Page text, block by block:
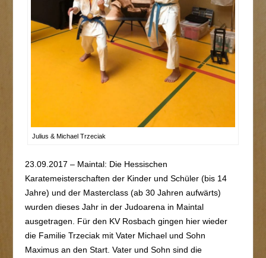
Julius & Michael Trzeciak
23.09.2017 – Maintal: Die Hessischen
Karatemeisterschaften der Kinder und Schüler (bis 14
Jahre) und der Masterclass (ab 30 Jahren aufwärts)
wurden dieses Jahr in der Judoarena in Maintal
ausgetragen. Für den KV Rosbach gingen hier wieder
die Familie Trzeciak mit Vater Michael und Sohn
Maximus an den Start. Vater und Sohn sind die